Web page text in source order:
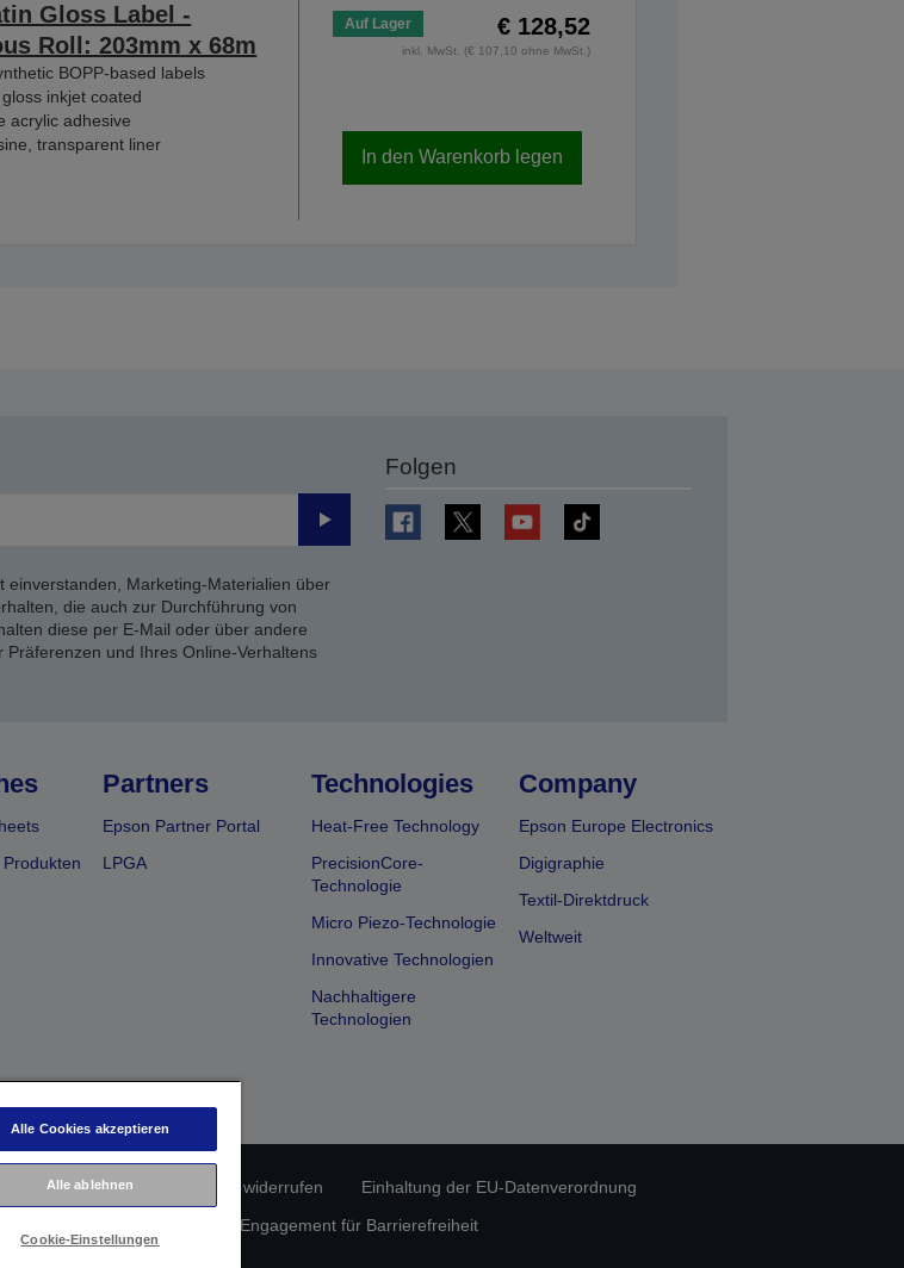
Gloss Label -
Roll: 203mm x 68m
BOPP-based labels
inkjet coated
acrylic adhesive
transparent liner
Auf Lager € 128,52
inkl. MwSt. (€ 107,10 ohne MwSt.)
In den Warenkorb legen
Senden
einverstanden, Marketing-Materialien über
die auch zur Durchführung von
diese per E-Mail oder über andere
und Ihres Online-Verhaltens
Folgen
Partners
Epson Partner Portal
LPGA
Technologies
Heat-Free Technology
PrecisionCore-
Technologie
Micro Piezo-Technologie
Innovative Technologien
Nachhaltigere
Technologien
Company
Epson Europe Electronics
Digigraphie
Textil-Direktdruck
Weltweit
Vertrag widerrufen
Einhaltung der EU-Datenverordnung
Epson Engagement für Barrierefreiheit
Alle Cookies akzeptieren
Alle ablehnen
Cookie-Einstellungen